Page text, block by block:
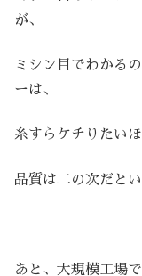
が、
ミシン目でわかる
ーは、
糸すらケチりたい
品質は二の次だと
あと、大規模工場